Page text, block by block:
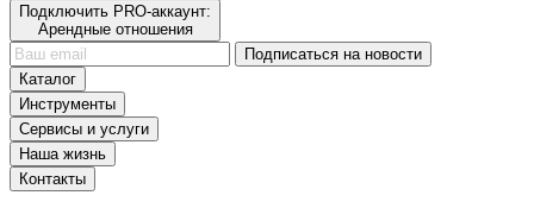
Подключить PRO-аккаунт:
Арендные отношения
Подписаться на новости
Каталог
Инструменты
Сервисы и услуги
Наша жизнь
Контакты